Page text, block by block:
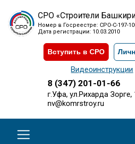
СРО «Строители
Номер в Госреестре: СРО-С-197-
Дата регистрации: 10.03.2010
Вступить в СРО
Видеоинструкции
8 (347) 201-01-66
г.Уфа, ул.Рихарда
nv@komrstroy.ru